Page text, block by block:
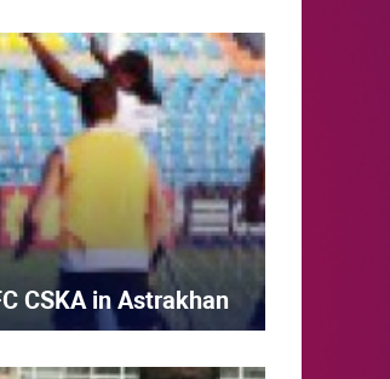
CSKA in Astrakhan